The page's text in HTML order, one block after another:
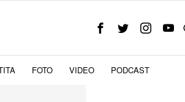
FOTO VIDEO PODCAST